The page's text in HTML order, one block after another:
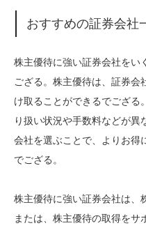
おすすめの証券会社
株主優待に強い証券会社をい
ござる。株主優待は、証券会
け取ることができるでござる
り扱い状況や手数料などが異
会社を選ぶことで、よりお得
でござる。
株主優待に強い証券会社は、
または、株主優待の取得をサ